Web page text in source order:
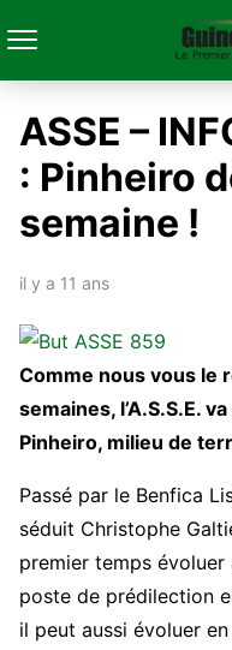
ASSE –
: Pinheiro
semaine !
il y a 11 ans
Comme nous vous le
semaines, l’A.S.S.E.
Pinheiro, milieu de
Passé par le Benfica
séduit Christophe
premier temps évoluer
poste de prédilection
il peut aussi évoluer